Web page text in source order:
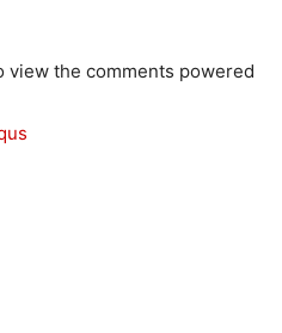
view the comments powered